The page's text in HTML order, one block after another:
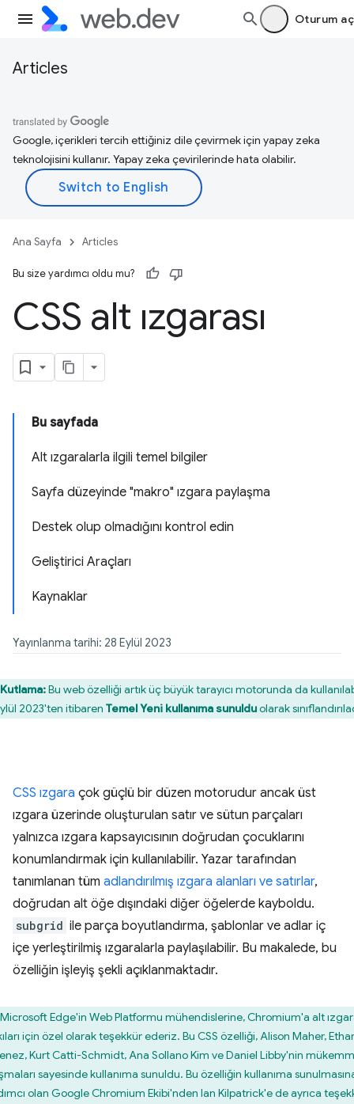
Oturum aç
Articles
Google, içerikleri tercih ettiğiniz dile çevirmek için yapay zeka
teknolojisini kullanır. Yapay zeka çevirilerinde hata olabilir.
Ana Sayfa Articles
Bu size yardımcı oldu mu?
CSS alt ızgarası
Bu sayfada
Alt ızgaralarla ilgili temel bilgiler
Sayfa düzeyinde "makro" ızgara paylaşma
Destek olup olmadığını kontrol edin
Geliştirici Araçları
Kaynaklar
Yayınlanma tarihi: 28 Eylül 2023
Kutlama:Bu web özelliği artık üç büyük tarayıcı motorunda da
2023'ten itibaren Temel Yeni kullanıma sunulduolarak
CSS ızgara çok güçlü bir düzen motorudur ancak üst
ızgara üzerinde oluşturulan satır ve sütun parçaları
yalnızca ızgara kapsayıcısının doğrudan çocuklarını
konumlandırmak için kullanılabilir. Yazar tarafından
tanımlanan tüm adlandırılmış ızgara alanları ve satırlar,
doğrudan alt öğe dışındaki diğer öğelerde kayboldu.
subgrid ile parça boyutlandırma, şablonlar ve adlar iç
içe yerleştirilmiş ızgaralarla paylaşılabilir. Bu makalede, bu
özelliğin işleyiş şekli açıklanmaktadır.
Microsoft Edge'in Web Platformu mühendislerine, Chromium'a alt
için özel olarak teşekkür ederiz. Bu CSS özelliği, Alison Maher,
Kurt Catti-Schmidt, Ana Sollano Kim ve Daniel Libby'nin
sayesinde kullanıma sunuldu. Bu özelliğin kullanıma
olan Google Chromium Ekibi'nden Ian Kilpatrick'e de ayrıca